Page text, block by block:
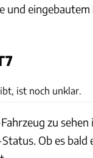
und
ist noch unklar.
zu
Ob es bald